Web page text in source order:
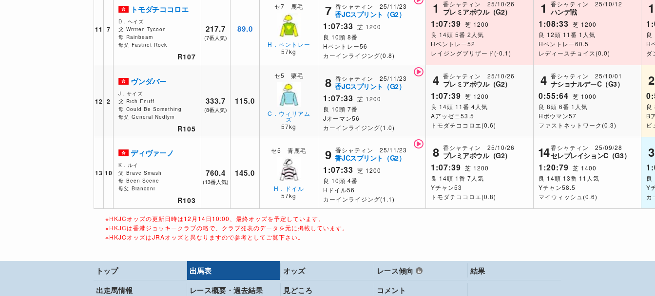
11 7
トモダチココロエ
D．ヘイズ
父 Written Tycoon
母 Rainbeam
母父 Fastnet Rock
R107
217.7
(7番人気)
89.0
セ7 鹿毛
H．ベントレー
57kg
7 香シャティン 25/11/23
香JCスプリント（G2）
1:07:33 芝 1200
良 10頭 8番
Hベントレー56
カーインライジング(0.8)
1 香シャティン 25/10/26
プレミアボウル（G2）
1:07:39 芝 1200
良 14頭 5番 2人気
Hベントレー52
レイジングブリザード(-0.1)
1 香シャティン 25/10/12
ハンデ戦
1:08:33 芝 1200
良 12頭 11番 1人気
Hベントレー60.5
レディースチョイス(0.0)
1
H
ダ
12 2
ヴンダバー
J．サイズ
父 Rich Enuff
母 Could Be Something
母父 General Nediym
R105
333.7
(8番人気)
115.0
セ5 栗毛
C．ウィリアム
ズ
57kg
8 香シャティン 25/11/23
香JCスプリント（G2）
1:07:33 芝 1200
良 10頭 7番
Jオーマン56
カーインライジング(1.0)
4 香シャティン 25/10/26
プレミアボウル（G2）
1:07:39 芝 1200
良 14頭 11番 4人気
Aアッゼニ53.5
トモダチココロエ(0.6)
4 香シャティン 25/10/01
ナショナルデーC（G3）
0:55:64 芝 1000
良 8頭 6番 1人気
Hボウマン57
ファストネットワーク(0.3)
2
良
B
ビ
13 10
ディヴァーノ
K．ルイ
父 Brave Smash
母 Been Scene
母父 Bianconi
R103
760.4
(13番人気)
145.0
セ5 青鹿毛
H．ドイル
57kg
9 香シャティン 25/11/23
香JCスプリント（G2）
1:07:33 芝 1200
良 10頭 4番
Hドイル56
カーインライジング(1.1)
8 香シャティン 25/10/26
プレミアボウル（G2）
1:07:39 芝 1200
良 14頭 1番 7人気
Yチャン53
トモダチココロエ(0.8)
14 香シャティン 25/09/28
セレブレイションC（G3）
1:20:79 芝 1400
良 14頭 13番 11人気
Yチャン58.5
マイウィッシュ(0.6)
3
Y
カ
※HKJCオッズの更新日時は12月14日10:00、最終オッズを予定しています。
※HKJCは香港ジョッキークラブの略で、クラブ発表のデータを元に掲載しています。
※HKJCオッズはJRAオッズと異なりますので参考としてご覧下さい。
トップ 出馬表 オッズ レース傾向
結果
出走馬情報
レース概要・ 過去結果 見どころ コメント